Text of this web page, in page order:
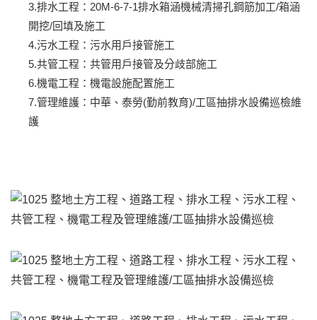
3.排水工程：20M-6-7-1排水箱涵機械清掃孔鋼筋加工/箱涵
開挖/回填及施工
4.污水工程：污水用戶接管施工
5.共管工程：共管用戶接管及分歧部施工
6.機電工程：機電設施配置施工
7.管理維護：中華、泰勞(勤前教育)/工區抽排水設備巡檢維
護